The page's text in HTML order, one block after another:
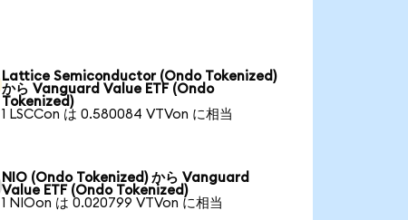
Lattice Semiconductor (Ondo Tokenized)
から Vanguard Value ETF (Ondo
Tokenized)
1 LSCCon は 0.580084 VTVon に相当
NIO (Ondo Tokenized) から Vanguard
Value ETF (Ondo Tokenized)
1 NIOon は 0.020799 VTVon に相当